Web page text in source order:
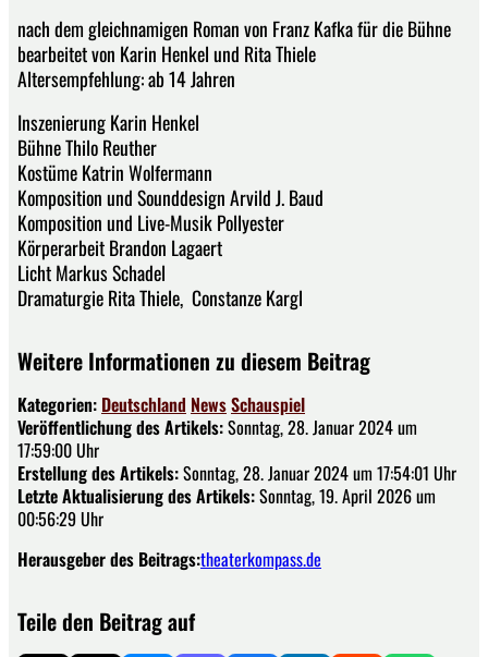
nach dem gleichnamigen Roman von Franz Kafka für die Bühne
bearbeitet von Karin Henkel und Rita Thiele
Altersempfehlung: ab 14 Jahren
Inszenierung Karin Henkel
Bühne Thilo Reuther
Kostüme Katrin Wolfermann
Komposition und Sounddesign Arvild J. Baud
Komposition und Live-Musik Pollyester
Körperarbeit Brandon Lagaert
Licht Markus Schadel
Dramaturgie Rita Thiele, Constanze Kargl
Weitere Informationen zu diesem Beitrag
Kategorien: Deutschland NewsSchauspiel
Veröffentlichung des Artikels:Sonntag, 28. Januar 2024 um
17:59:00 Uhr
Erstellung des Artikels:Sonntag, 28. Januar 2024 um 17:54:01 Uhr
Letzte Aktualisierung des Artikels:Sonntag, 19. April 2026 um
00:56:29 Uhr
Herausgeber des Beitrags:theaterkompass.de
Teile den Beitrag auf